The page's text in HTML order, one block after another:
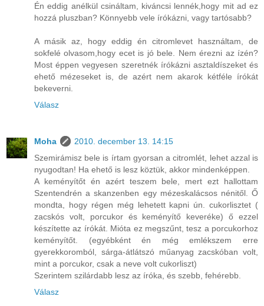
Én eddig anélkül csináltam, kiváncsi lennék,hogy mit ad ez
hozzá pluszban? Könnyebb vele írókázni, vagy tartósabb?
A másik az, hogy eddig én citromlevet használtam, de
sokfelé olvasom,hogy ecet is jó bele. Nem érezni az ízén?
Most éppen vegyesen szeretnék írókázni asztaldíszeket és
ehető mézeseket is, de azért nem akarok kétféle írókát
bekeverni.
Válasz
Moha
2010. december 13. 14:15
Szemirámisz bele is írtam gyorsan a citromlét, lehet azzal is
nyugodtan! Ha ehető is lesz köztük, akkor mindenképpen.
A keményítőt én azért teszem bele, mert ezt hallottam
Szentendrén a skanzenben egy mézeskalácsos nénitől. Ő
mondta, hogy régen még lehetett kapni ún. cukorlisztet (
zacskós volt, porcukor és keményítő keveréke) ő ezzel
készítette az írókát. Mióta ez megszűnt, tesz a porcukorhoz
keményítőt. (egyébként én még emlékszem erre
gyerekkoromból, sárga-átlátszó műanyag zacskóban volt,
mint a porcukor, csak a neve volt cukorliszt)
Szerintem szilárdabb lesz az íróka, és szebb, fehérebb.
Válasz